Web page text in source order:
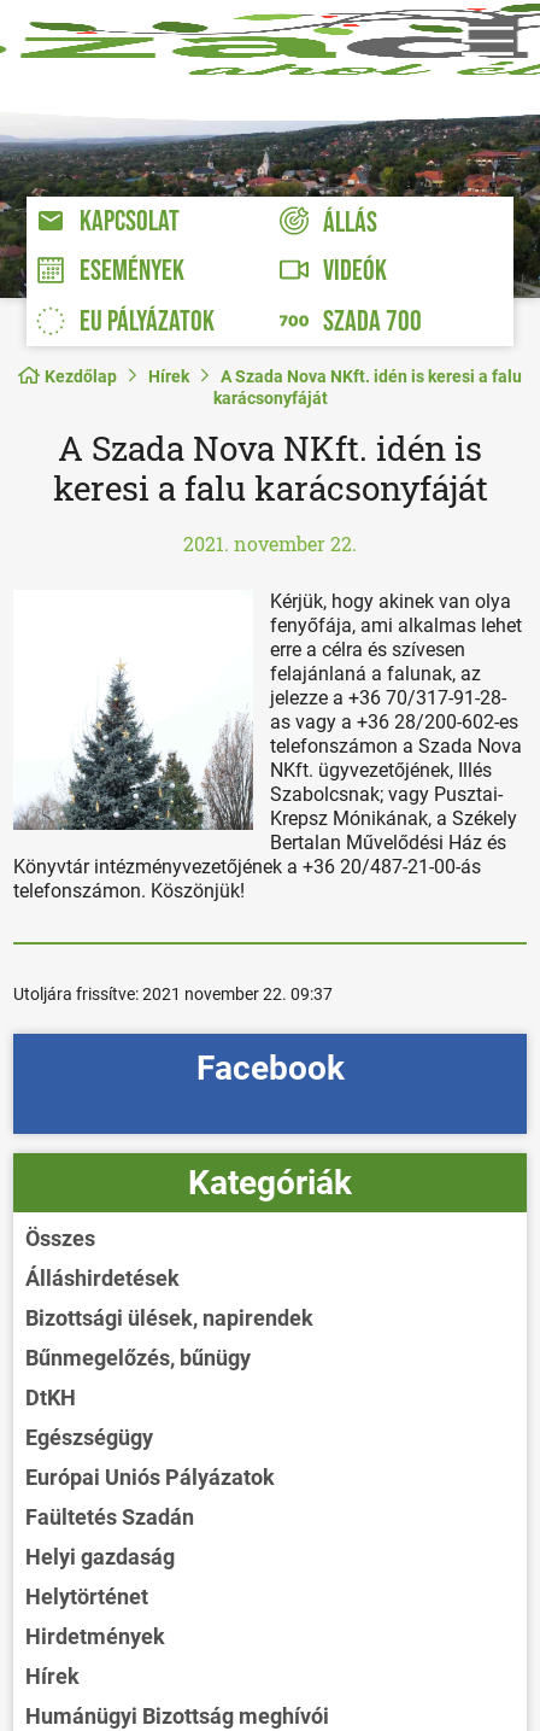
KAPCSOLAT
ÁLLÁS
ESEMÉNYEK
VIDEÓK
EU PÁLYÁZATOK
SZADA 700
Kezdőlap Hírek
A Szada Nova NKft. idén is keresi a falu
karácsonyfáját
A Szada Nova NKft. idén is
keresi a falu karácsonyfáját
2021. november 22.
Kérjük, hogy akinek van olya
fenyőfája, ami alkalmas lehet
erre a célra és szívesen
felajánlaná a falunak, az
jelezze a +36 70/317-91-28-
as vagy a +36 28/200-602-es
telefonszámon a Szada Nova
NKft. ügyvezetőjének, Illés
Szabolcsnak; vagy Pusztai-
Krepsz Mónikának, a Székely
Bertalan Művelődési Ház és
Könyvtár intézményvezetőjének a +36 20/487-21-00-ás
telefonszámon. Köszönjük!
Utoljára frissítve:2021 november 22. 09:37
Facebook
Kategóriák
Összes
Álláshirdetések
Bizottsági ülések, napirendek
Bűnmegelőzés, bűnügy
DtKH
Egészségügy
Európai Uniós Pályázatok
Faültetés Szadán
Helyi gazdaság
Helytörténet
Hirdetmények
Hírek
Humánügyi Bizottság meghívói